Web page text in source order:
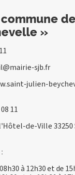
»
sjb.fr
julien-
11
de-Ville
à 12h30 et de